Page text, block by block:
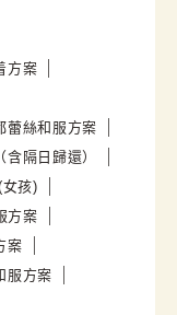
方案
蕾絲和服方案
隔日歸還）
孩)
方案
案
服方案